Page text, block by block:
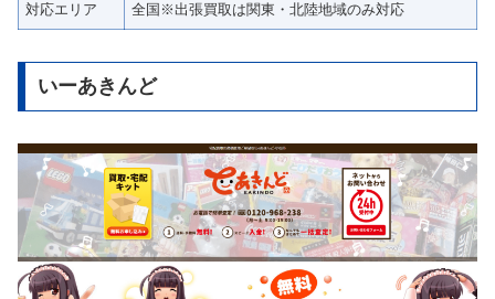
対応エリア 全国※出張買取は関東・北陸地域のみ対応
いーあきんど